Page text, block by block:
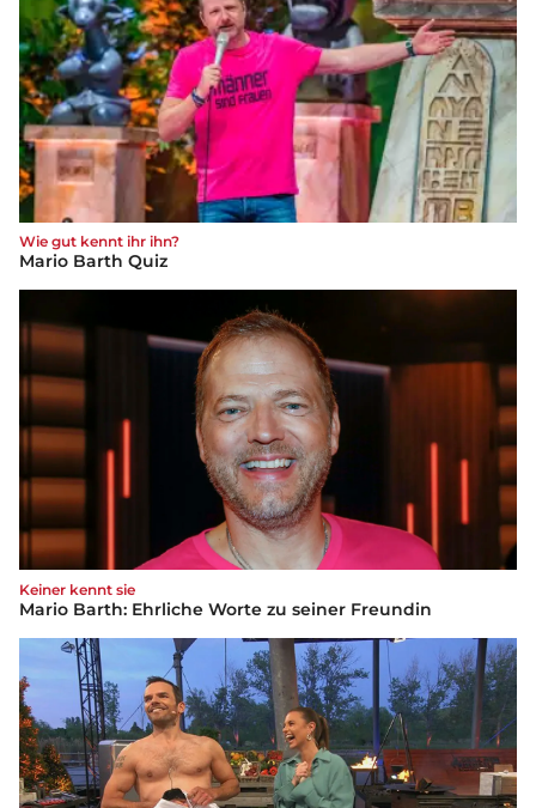
Wie gut kennt ihr ihn?
Mario Barth Quiz
Keiner kennt sie
Mario Barth: Ehrliche Worte zu seiner Freundin